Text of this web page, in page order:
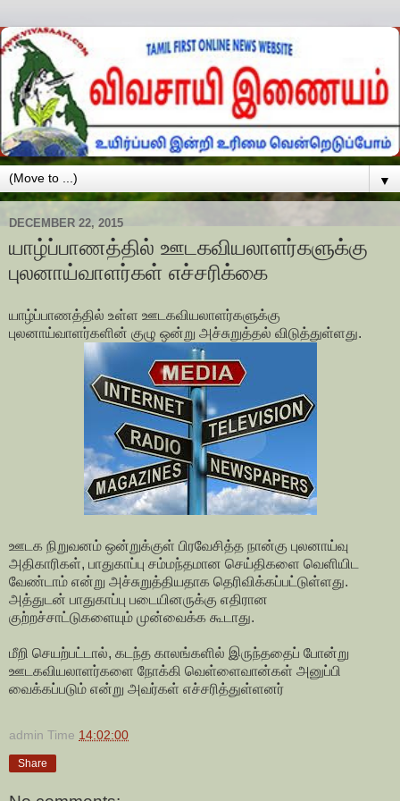
▼
DECEMBER 22, 2015
யாழ்ப்பாணத்தில் ஊடகவியலாளர்களுக்கு
புலனாய்வாளர்கள் எச்சரிக்கை
யாழ்ப்பாணத்தில் உள்ள ஊடகவியலாளர்களுக்கு
புலனாய்வாளர்களின் குழு ஒன்று அச்சுறுத்தல் விடுத்துள்ளது.
ஊடக நிறுவனம் ஒன்றுக்குள் பிரவேசித்த நான்கு புலனாய்வு
அதிகாரிகள், பாதுகாப்பு சம்மந்தமான செய்திகளை வெளியிட
வேண்டாம் என்று அச்சுறுத்தியதாக தெரிவிக்கப்பட்டுள்ளது.
அத்துடன் பாதுகாப்பு படையினருக்கு எதிரான
குற்றச்சாட்டுகளையும் முன்வைக்க கூடாது.
மீறி செயற்பட்டால், கடந்த காலங்களில் இருந்ததைப் போன்று
ஊடகவியலாளர்களை நோக்கி வெள்ளைவான்கள் அனுப்பி
வைக்கப்படும் என்று அவர்கள் எச்சரித்துள்ளனர்
admin Time 14:02:00
Share